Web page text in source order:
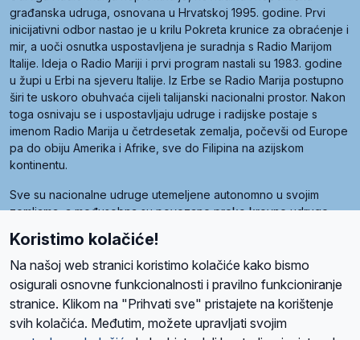
građanska udruga, osnovana u Hrvatskoj 1995. godine. Prvi
inicijativni odbor nastao je u krilu Pokreta krunice za obraćenje i
mir, a uoči osnutka uspostavljena je suradnja s Radio Marijom
Italije. Ideja o Radio Mariji i prvi program nastali su 1983. godine
u župi u Erbi na sjeveru Italije. Iz Erbe se Radio Marija postupno
širi te uskoro obuhvaća cijeli talijanski nacionalni prostor. Nakon
toga osnivaju se i uspostavljaju udruge i radijske postaje s
imenom Radio Marija u četrdesetak zemalja, počevši od Europe
pa do obiju Amerika i Afrike, sve do Filipina na azijskom
kontinentu.
Sve su nacionalne udruge utemeljene autonomno u svojim
zemljama, a međusobna su povezane preko krovne udruge
Radio Maria). Svjetsku obitelj utemeljilo je sedam članica, među
kojima je i hrvatska Udruga Radio Marija.
Koristimo kolačiće!
Na našoj web stranici koristimo kolačiće kako bismo
osigurali osnovne funkcionalnosti i pravilno funkcioniranje
stranice. Klikom na "Prihvati sve" pristajete na korištenje
svih kolačića. Međutim, možete upravljati svojim